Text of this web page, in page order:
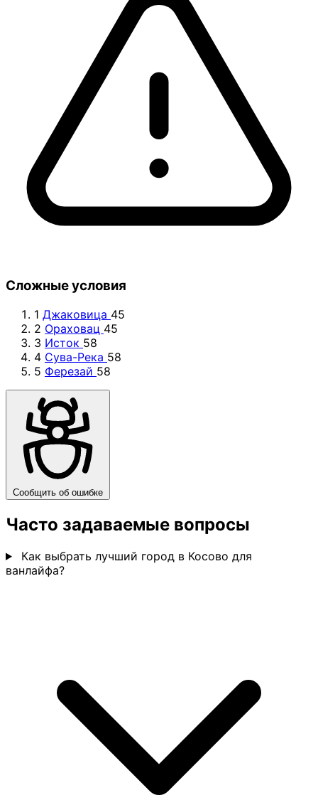
Сложные условия
1 Джаковица 45
2 Ораховац 45
3 Исток 58
4 Сува-Река 58
5 Ферезай 58
Сообщить об ошибке
Часто задаваемые вопросы
Как выбрать лучший город в Косово для
ванлайфа?